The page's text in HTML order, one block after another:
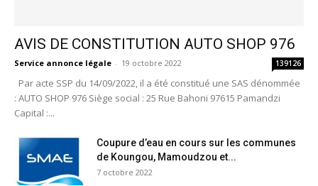
AVIS DE CONSTITUTION AUTO SHOP 976
Service annonce légale - 19 octobre 2022 139126
Par acte SSP du 14/09/2022, il a été constitué une SAS dénommée
: AUTO SHOP 976 Siège social : 25 Rue Bahoni 97615 Pamandzi
Capital :...
Coupure d’eau en cours sur les communes
de Koungou, Mamoudzou et...
7 octobre 2022